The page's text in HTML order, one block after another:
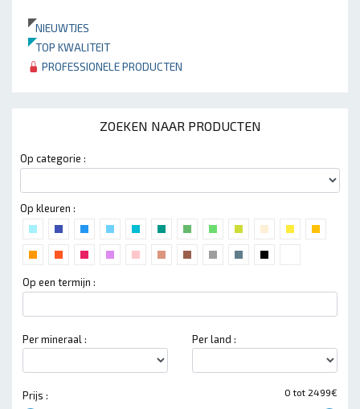
NIEUWTJES
TOP KWALITEIT
PROFESSIONELE PRODUCTEN
ZOEKEN NAAR PRODUCTEN
Op categorie :
Op kleuren :
Op een termijn :
Per mineraal : Per land :
0 tot 2499€
Prijs :